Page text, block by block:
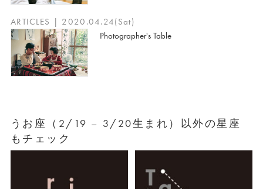
ARTICLES | 2020.04.24(Sat)
Photographer's Table
うお座（2/19 – 3/20生まれ）以外の星座
もチェック